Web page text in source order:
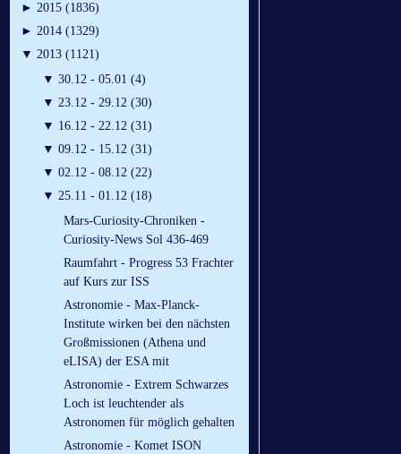
► 2015 (1836)
► 2014 (1329)
▼ 2013 (1121)
▼ 30.12 - 05.01 (4)
▼ 23.12 - 29.12 (30)
▼ 16.12 - 22.12 (31)
▼ 09.12 - 15.12 (31)
▼ 02.12 - 08.12 (22)
▼ 25.11 - 01.12 (18)
Mars-Curiosity-Chroniken -
Curiosity-News Sol 436-469
Raumfahrt - Progress 53 Frachter
auf Kurs zur ISS
Astronomie - Max-Planck-
Institute wirken bei den nächsten
Großmissionen (Athena und
eLISA) der ESA mit
Astronomie - Extrem Schwarzes
Loch ist leuchtender als
Astronomen für möglich gehalten
Astronomie - Komet ISON